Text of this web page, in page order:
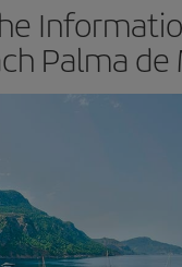
Palma